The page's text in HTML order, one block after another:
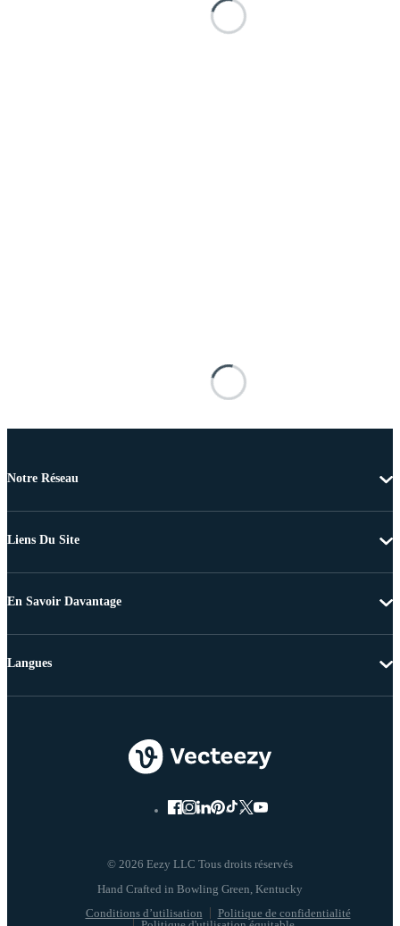
Notre Réseau
Liens Du Site
En Savoir Davantage
© 2026 Eezy LLC Tous droits réservés
Conditions d’utilisation
Politique de confidentialité
Langues